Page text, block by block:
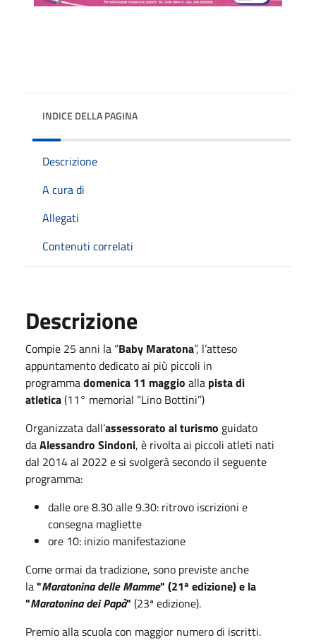
INDICE DELLA PAGINA
Descrizione
A cura di
Allegati
Contenuti correlati
Descrizione
Compie 25 anni la “Baby Maratona”, l’atteso
appuntamento dedicato ai più piccoli in
programmadomenica 11 maggio alla pista di
atletica(11° memorial “Lino Bottini”)
Organizzata dall’assessorato al turismo guidato
daAlessandro Sindoni, è rivolta ai piccoli atleti nati
dal 2014 al 2022 e si svolgerà secondo il seguente
programma:
dalle ore 8.30 alle 9.30: ritrovo iscrizioni e
consegna magliette
ore 10: inizio manifestazione
Come ormai da tradizione, sono previste anche
la"Maratonina delle Mamme" (21ª edizione) e la
"Maratonina dei Papà" (23ª edizione).
Premio alla scuola con maggior numero di iscritti.